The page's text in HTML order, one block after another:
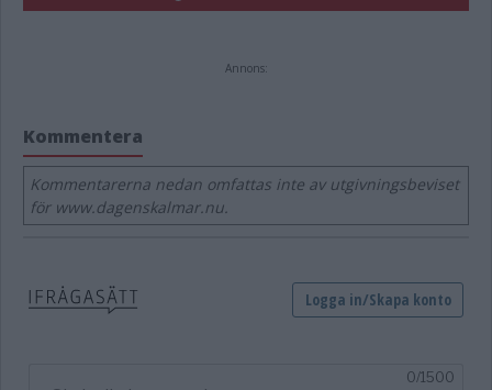
Annons:
Kommentera
Kommentarerna nedan omfattas inte av utgivningsbeviset
för www.dagenskalmar.nu.